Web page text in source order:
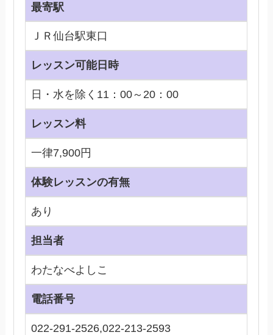
最寄駅
ＪＲ仙台駅東口
レッスン可能日時
日・水を除く11：00～20：00
レッスン料
一律7,900円
体験レッスンの有無
あり
担当者
わたなべよしこ
電話番号
022-291-2526,022-213-2593